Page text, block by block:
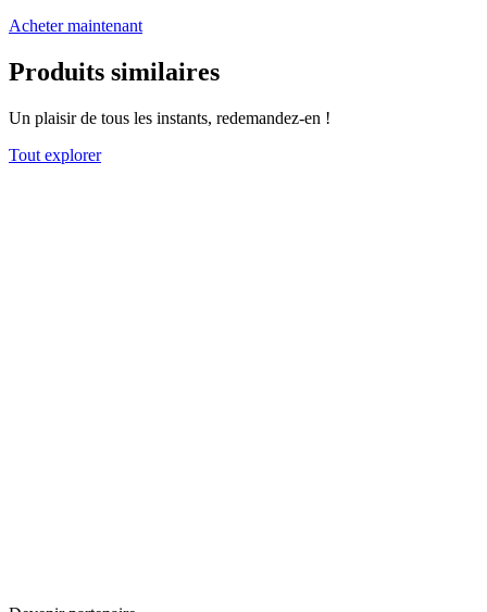
Acheter maintenant
Produits similaires
Un plaisir de tous les instants, redemandez-en !
Tout explorer